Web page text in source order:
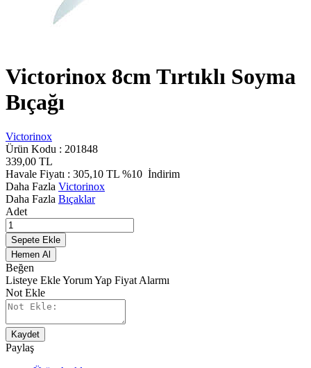
Victorinox 8cm Tırtıklı Soyma
Bıçağı
Victorinox
Ürün Kodu : 201848
339,00 TL
Havale Fiyatı : 305,10 TL %10 İndirim
Daha Fazla Victorinox
Daha Fazla Bıçaklar
Adet
Sepete Ekle
Hemen Al
Beğen
Listeye EkleYorum Yap Fiyat Alarmı
Not Ekle
Kaydet
Paylaş